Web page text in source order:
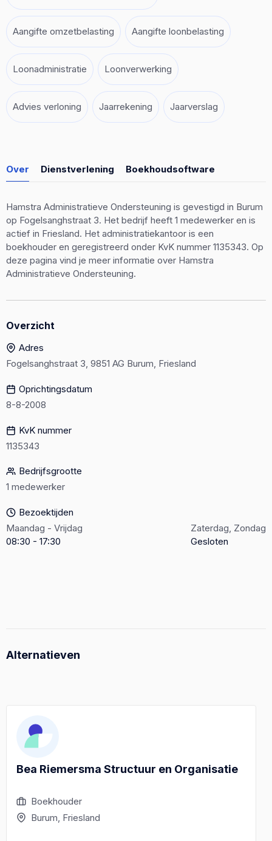
Aangifte omzetbelasting Aangifte loonbelasting
Loonadministratie Loonverwerking
Advies verloning Jaarrekening Jaarverslag
Over Dienstverlening Boekhoudsoftware
Hamstra Administratieve Ondersteuning is gevestigd in Burum
op Fogelsanghstraat 3. Het bedrijf heeft 1 medewerker en is
actief in Friesland. Het administratiekantoor is een
boekhouder en geregistreerd onder KvK nummer 1135343. Op
deze pagina vind je meer informatie over Hamstra
Administratieve Ondersteuning.
Overzicht
Adres
Fogelsanghstraat 3, 9851 AG Burum, Friesland
Oprichtingsdatum
8-8-2008
KvK nummer
1135343
Bedrijfsgrootte
1 medewerker
Bezoektijden
Maandag - Vrijdag
08:30 - 17:30
Zaterdag, Zondag
Gesloten
Alternatieven
Bea Riemersma Structuur en Organisatie
Boekhouder
Burum, Friesland